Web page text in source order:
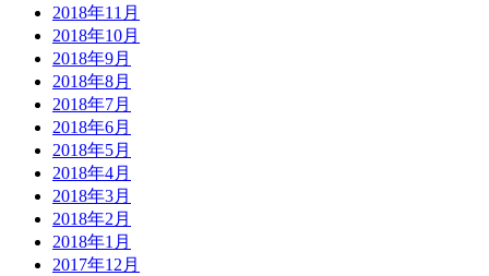
2018年11月
2018年10月
2018年9月
2018年8月
2018年7月
2018年6月
2018年5月
2018年4月
2018年3月
2018年2月
2018年1月
2017年12月